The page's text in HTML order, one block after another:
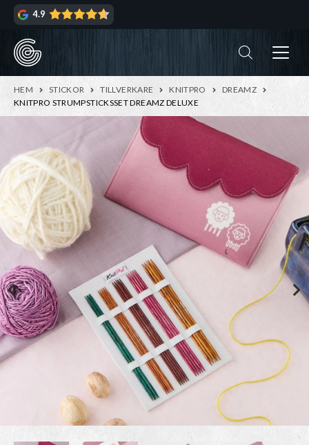
Hoppa
navigering
Hoppa
innehåll
4.9
HEM STICKOR TILLVERKARE KNITPRO
DREAMZ
KNITPRO STRUMPSTICKSSET DREAMZ DELUXE